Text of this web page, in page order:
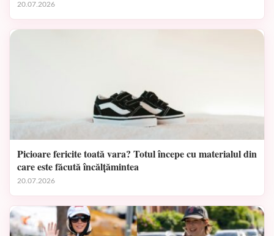
20.07.2026
Picioare fericite toată vara? Totul începe cu materialul din
care este făcută încălțămintea
20.07.2026